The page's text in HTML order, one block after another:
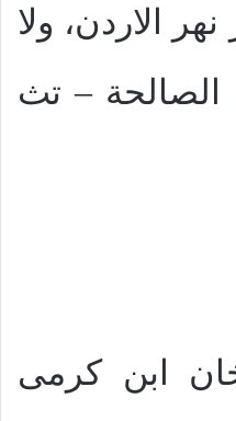
الاردن، ولا
الصالحة – تث
ابن كرمى